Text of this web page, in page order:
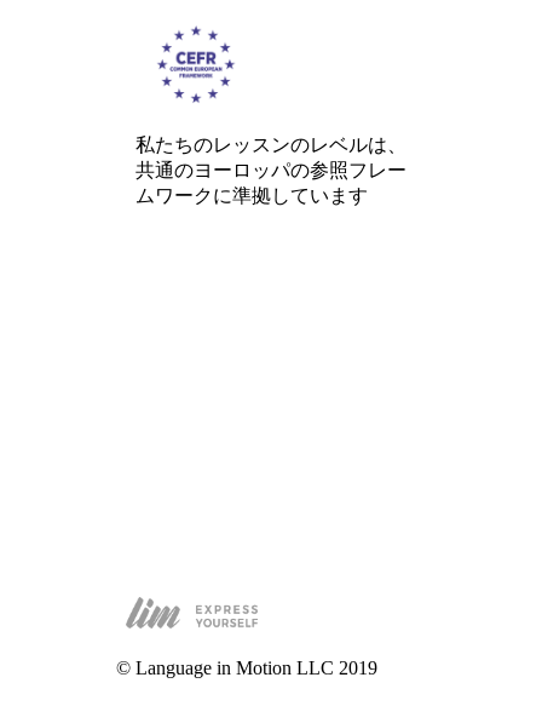
私たちのレッスンのレベルは、
共通のヨーロッパの参照フレー
ムワークに準拠しています
© Language in Motion LLC 2019